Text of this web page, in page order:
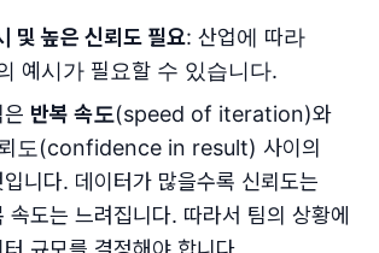
및 높은 신뢰도 필요: 산업에 따라
예시가 필요할 수 있습니다.
반복 속도(speed of iteration)와
도(confidence in result) 사이의
니다. 데이터가 많을수록 신뢰도는
속도는 느려집니다. 따라서 팀의 상황에